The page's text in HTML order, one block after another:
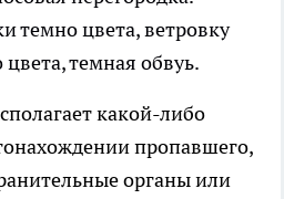
темно цвета, ветровку
темная обвуь.
какой-либо
пропавшего,
органы или